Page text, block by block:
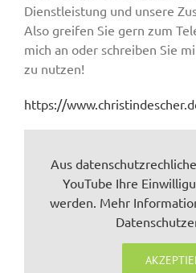
Dienstleistung und unsere
Also greifen Sie gern zum
mich an oder schreiben Sie
zu nutzen!
https://
Aus
YouTube Ihre
werden. Mehr